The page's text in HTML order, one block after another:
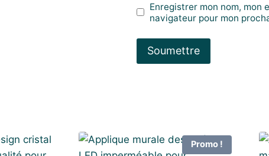
Enregistrer mon nom, mon
navigateur pour mon
Promo !